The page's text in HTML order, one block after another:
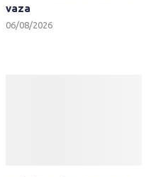
vaza
06/08/2026